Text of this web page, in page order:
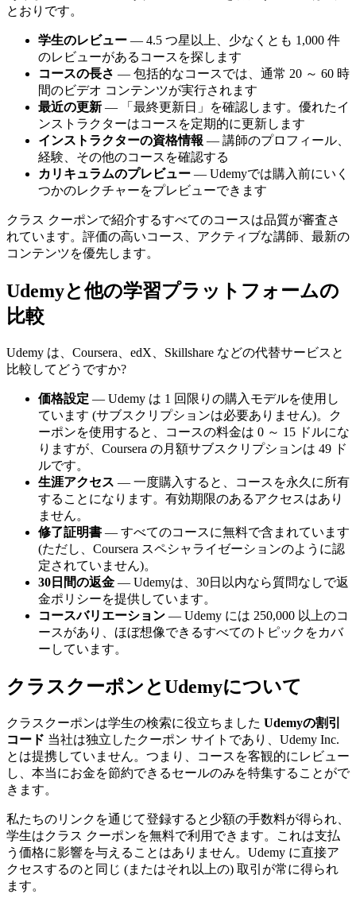
とおりです。
学生のレビュー — 4.5 つ星以上、少なくとも 1,000 件
のレビューがあるコースを探します
コースの長さ — 包括的なコースでは、通常 20 ～ 60 時
間のビデオ コンテンツが実行されます
最近の更新 — 「最終更新日」を確認します。優れたイ
ンストラクターはコースを定期的に更新します
インストラクターの資格情報 — 講師のプロフィール、
経験、その他のコースを確認する
カリキュラムのプレビュー — Udemyでは購入前にいく
つかのレクチャーをプレビューできます
クラス クーポンで紹介するすべてのコースは品質が審査さ
れています。評価の高いコース、アクティブな講師、最新の
コンテンツを優先します。
Udemyと他の学習プラットフォームの
比較
Udemy は、Coursera、edX、Skillshare などの代替サービスと
比較してどうですか?
価格設定 — Udemy は 1 回限りの購入モデルを使用し
ています (サブスクリプションは必要ありません)。ク
ーポンを使用すると、コースの料金は 0 ～ 15 ドルにな
りますが、Coursera の月額サブスクリプションは 49 ド
ルです。
生涯アクセス — 一度購入すると、コースを永久に所有
することになります。有効期限のあるアクセスはあり
ません。
修了証明書 — すべてのコースに無料で含まれています
(ただし、Coursera スペシャライゼーションのように認
定されていません)。
30日間の返金 — Udemyは、30日以内なら質問なしで返
金ポリシーを提供しています。
コースバリエーション — Udemy には 250,000 以上のコ
ースがあり、ほぼ想像できるすべてのトピックをカバ
ーしています。
クラスクーポンとUdemyについて
クラスクーポンは学生の検索に役立ちました Udemyの割引
コード 当社は独立したクーポン サイトであり、Udemy Inc.
とは提携していません。つまり、コースを客観的にレビュー
し、本当にお金を節約できるセールのみを特集することがで
きます。
私たちのリンクを通じて登録すると少額の手数料が得られ、
学生はクラス クーポンを無料で利用できます。これは支払
う価格に影響を与えることはありません。Udemy に直接ア
クセスするのと同じ (またはそれ以上の) 取引が常に得られ
ます。